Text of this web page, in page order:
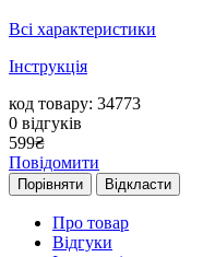
Всі характеристики
Інструкція
код товару: 34773
0 відгуків
599₴
Повідомити
Порівняти Відкласти
Про товар
Відгуки